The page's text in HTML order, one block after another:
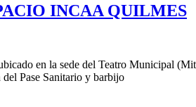
INCAA QUILMES
en la sede del Teatro Municipal
Pase Sanitario y barbijo